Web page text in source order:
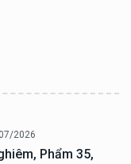
2026
Phẩm 35,